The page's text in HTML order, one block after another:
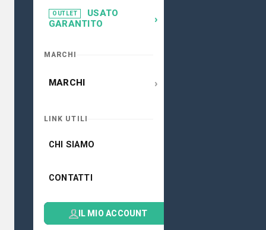
OUTLET
USATO
GARANTITO
›
MARCHI
MARCHI ›
LINK UTILI
CHI SIAMO
CONTATTI
IL MIO ACCOUNT